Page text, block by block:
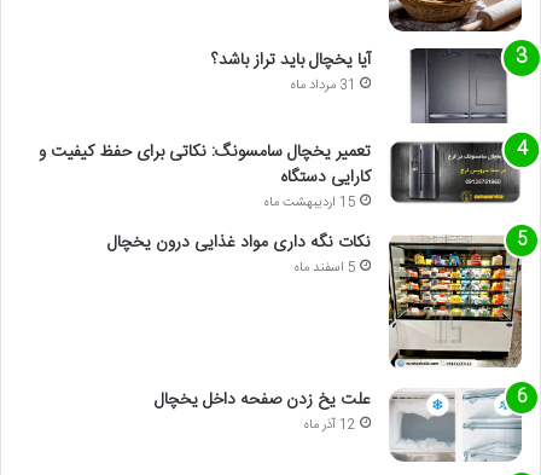
آیا یخچال باید تراز باشد؟
31 مرداد ماه
تعمیر یخچال سامسونگ: نکاتی برای حفظ کیفیت و
کارایی دستگاه
15 اردیبهشت ماه
نکات نگه داری مواد غذایی درون یخچال
5 اسفند ماه
علت یخ زدن صفحه داخل یخچال
12 آذر ماه